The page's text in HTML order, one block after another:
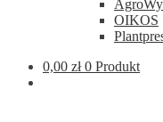
OIKOS
0,00 zł 0 Produkt